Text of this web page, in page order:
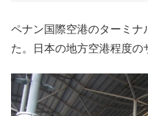
ペナン国際空港のターミナ
た。日本の地方空港程度の